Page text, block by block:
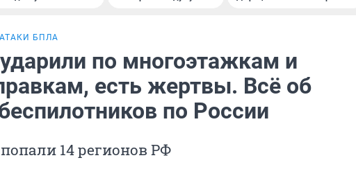
АТАКИ БПЛА
по многоэтажкам и
есть жертвы. Всё об
по России
14 регионов РФ